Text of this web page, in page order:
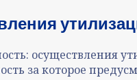
осуществления
за которое